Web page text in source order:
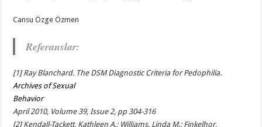
Cansu Özge Özmen
Referanslar:
[1] Ray Blanchard. The DSM Diagnostic Criteria for Pedophilia.
Archives of Sexual
Behavior
April 2010, Volume 39, Issue 2, pp 304-316
[2] Kendall-Tackett, Kathleen A.; Williams, Linda M.; Finkelhor,